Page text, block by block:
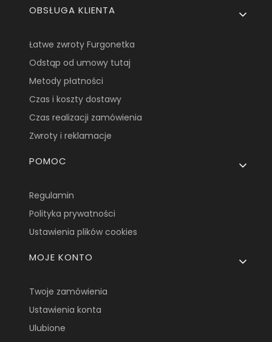
OBSŁUGA KLIENTA
Łatwe zwroty Furgonetka
Odstąp od umowy tutaj
Metody płatności
Czas i koszty dostawy
Czas realizacji zamówienia
Zwroty i reklamacje
POMOC
Regulamin
Polityka prywatności
Ustawienia plików cookies
MOJE KONTO
Twoje zamówienia
Ustawienia konta
Ulubione